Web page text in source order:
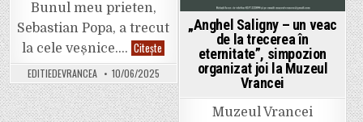
cetățenie
română,
ajunge
să
conducă
o
structură
politică
românească”
Bunul meu prieten,
Sebastian Popa, a trecut
la cele veșnice…. Citește
murit
Sebastian
unul
din
oamenii
EDITIEDEVRANCEA 10/06/2025
„Anghel Saligny – un veac
de la trecerea în
eternitate”, simpozion
organizat joi la Muzeul
Vrancei
Muzeul Vrancei